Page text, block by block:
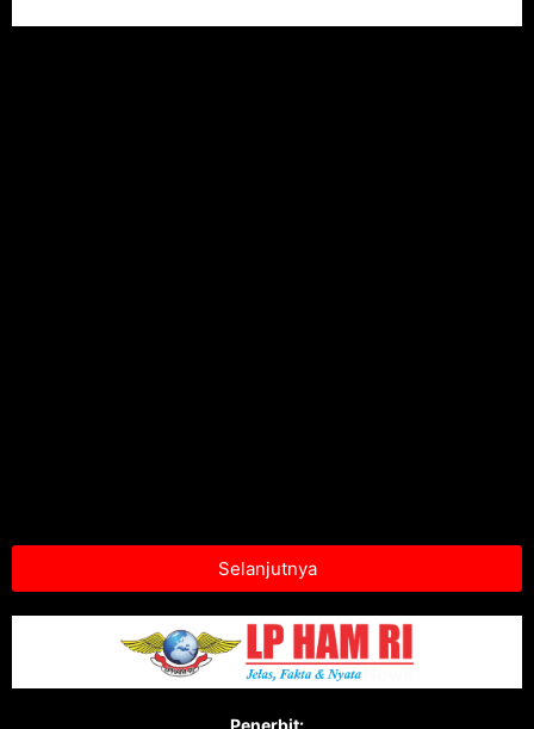
Selanjutnya